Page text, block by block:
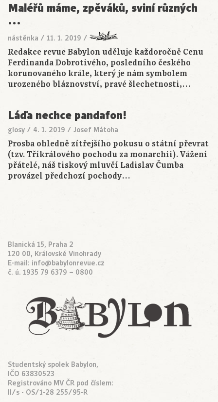
Maléřů máme, zpěváků, sviní různých
…
nástěnka / 11. 1. 2019 /
Redakce revue Babylon uděluje každoročně Cenu
Ferdinanda Dobrotivého, posledního českého
korunovaného krále, který je nám symbolem
urozeného bláznovství, pravé šlechetnosti,…
Láďa nechce pandafon!
glosy / 4. 1. 2019 / Josef Mátoha
Prosba ohledně zítřejšího pokusu o státní převrat
(tzv. Tříkrálového pochodu za monarchii). Vážení
přátelé, náš tiskový mluvčí Ladislav Čumba
provázel předchozí pochody…
Blanická 15, Praha 2
120 00, Královské Vinohrady
E-mail: info@babylonrevue.cz
č. ú. 1935 79 6379 – 0800
Studentský spolek Babylon,
IČO 63830523
Registrováno MV ČR pod číslem:
II/s - OS/1-28 255/95-R